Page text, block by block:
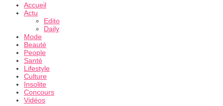
Accueil
Actu
Edito
Daily
Mode
Beauté
People
Santé
Lifestyle
Culture
Insolite
Concours
Vidéos